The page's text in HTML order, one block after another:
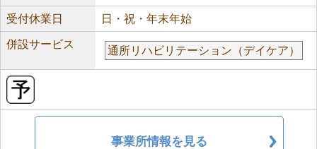
受付休業日 日・祝・年末年始
併設サービス
通所リハビリテーション（デイケア）
事業所情報を見る